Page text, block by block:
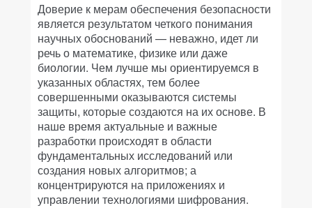
Доверие к мерам обеспечения безопасности
является результатом четкого понимания
научных обоснований — неважно, идет ли
речь о математике, физике или даже
биологии. Чем лучше мы ориентируемся в
указанных областях, тем более
совершенными оказываются системы
защиты, которые создаются на их основе. В
наше время актуальные и важные
разработки происходят в области
фундаментальных исследований или
создания новых алгоритмов; а
концентрируются на приложениях и
управлении технологиями шифрования.